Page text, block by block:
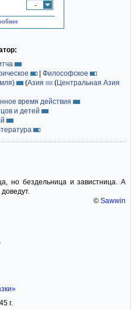
-
| Философское
(Азия (Центральная Азия
время действия
и детей
но бездельница и завистница. А
© Sawwin
г.